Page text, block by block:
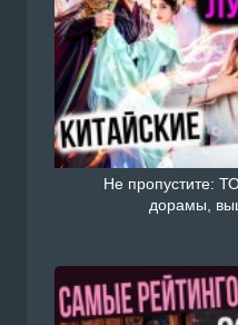
Не пропустите:
дорамы,